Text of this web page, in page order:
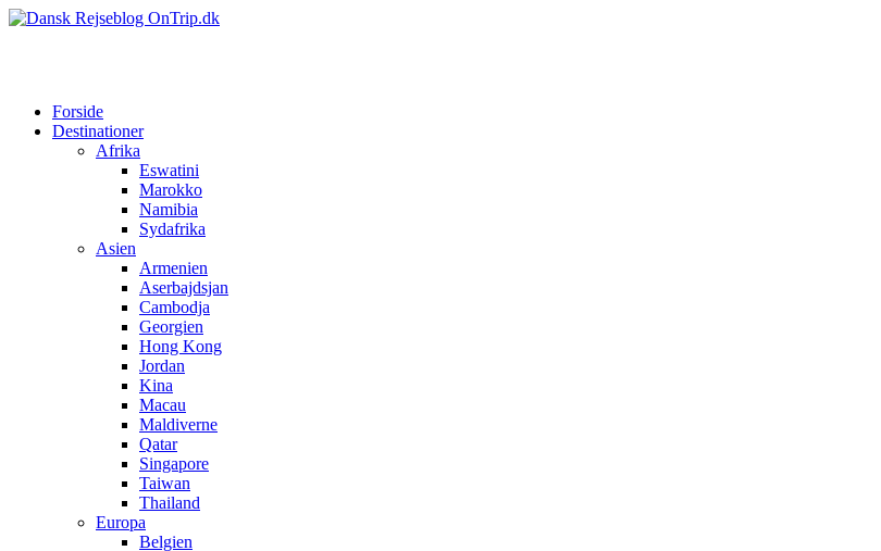
Forside
Destinationer
Afrika
Eswatini
Marokko
Namibia
Sydafrika
Asien
Armenien
Aserbajdsjan
Cambodja
Georgien
Hong Kong
Jordan
Kina
Macau
Maldiverne
Qatar
Singapore
Taiwan
Thailand
Europa
Belgien